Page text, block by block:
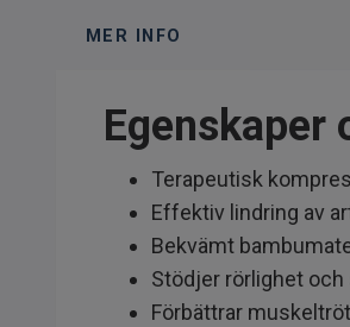
MER INFO
Egenskaper
Terapeutisk
Effektiv lindring av
Bekvämt
Stödjer rörlighet och
Förbättrar